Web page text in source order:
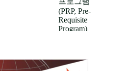
(PRP, Pre-
Requisite
Program)
등)과 함